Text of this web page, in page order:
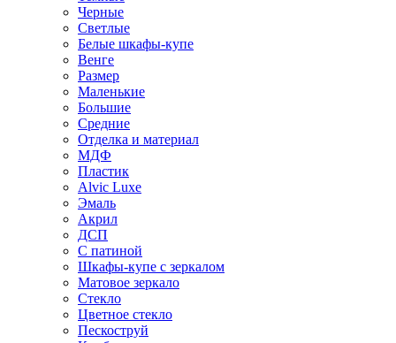
Черные
Светлые
Белые шкафы-купе
Венге
Размер
Маленькие
Большие
Средние
Отделка и материал
МДФ
Пластик
Alvic Luxe
Эмаль
Акрил
ДСП
С патиной
Шкафы-купе с зеркалом
Матовое зеркало
Стекло
Цветное стекло
Пескоструй